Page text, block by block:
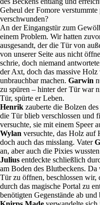
Geheul der Fomore
verschwunden?
An der Eingangstür zum
einem Problem. Wir hatten
ausgesandt, der die Tür von
von unserer Seite aus nicht
schrie, doch niemand
der Axt, doch das massive
unbrauchbar machen. Garwin
zu spüren – hinter der Tür war
Tür, spürte er Leben.
Henrik zauberte die Bolzen
die Tür blieb verschlossen und
versuchte, sie mit einem Speer
Wylan versuchte, das Holz auf
doch auch das misslang. Vater
an, aber auch die Pixies
Julius entdeckte schließlich
am Boden des Blutbeckens.
Tür zu öffnen, beschlossen wir,
durch das magische Portal zu
benötigten Gegenstände ab